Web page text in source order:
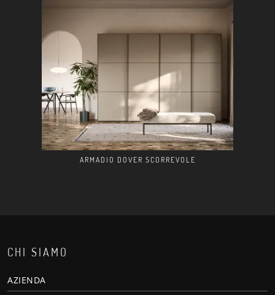
ARMADIO DOVER SCORREVOLE
CHI SIAMO
AZIENDA